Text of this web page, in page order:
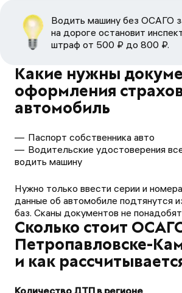
Водить машину без ОСАГО
на дороге остановит
штраф от 500 ₽ до 800 ₽.
Какие нужны
оформления
автомобиль
Паспорт собственника авто
Водительские удостоверения
водить машину
Нужно только ввести серии и
данные об автомобиле подтянутся
баз. Сканы документов не
Сколько стоит
Петропавловске-
и как